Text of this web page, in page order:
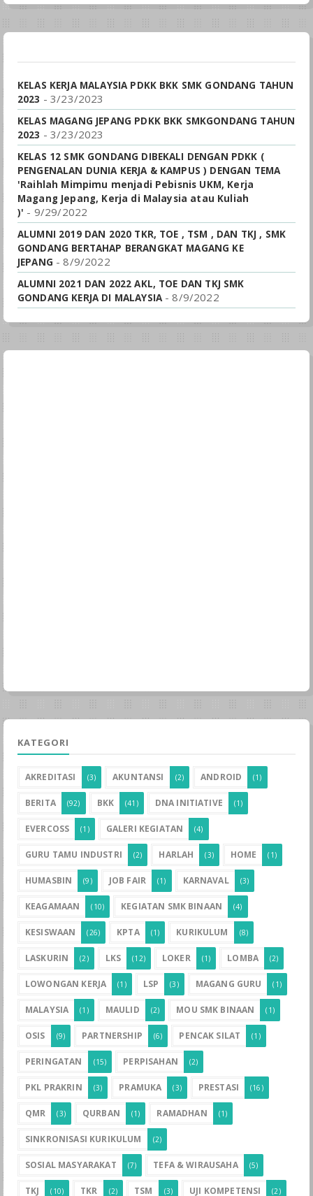
KELAS KERJA MALAYSIA PDKK BKK SMK GONDANG TAHUN
2023 - 3/23/2023
KELAS MAGANG JEPANG PDKK BKK SMKGONDANG TAHUN
2023 - 3/23/2023
KELAS 12 SMK GONDANG DIBEKALI DENGAN PDKK (
PENGENALAN DUNIA KERJA & KAMPUS ) DENGAN TEMA
'Raihlah Mimpimu menjadi Pebisnis UKM, Kerja
Magang Jepang, Kerja di Malaysia atau Kuliah
)' - 9/29/2022
ALUMNI 2019 DAN 2020 TKR, TOE , TSM , DAN TKJ , SMK
GONDANG BERTAHAP BERANGKAT MAGANG KE
JEPANG - 8/9/2022
ALUMNI 2021 DAN 2022 AKL, TOE DAN TKJ SMK
GONDANG KERJA DI MALAYSIA- 8/9/2022
KATEGORI
AKREDITASI (3) AKUNTANSI (2) ANDROID (1)
BERITA (92) BKK (41) DNA INITIATIVE (1)
EVERCOSS (1) GALERI KEGIATAN (4)
GURU TAMU INDUSTRI (2) HARLAH (3) HOME (1)
HUMASBIN (9) JOB FAIR (1) KARNAVAL (3)
KEAGAMAAN (10) KEGIATAN SMK BINAAN (4)
KESISWAAN (26) KPTA (1) KURIKULUM (8)
LASKURIN (2) LKS (12) LOKER (1) LOMBA (2)
LOWONGAN KERJA (1) LSP (3) MAGANG GURU (1)
MALAYSIA (1) MAULID (2) MOU SMK BINAAN (1)
OSIS (9) PARTNERSHIP (6) PENCAK SILAT (1)
PERINGATAN (15) PERPISAHAN (2)
PKL PRAKRIN (3) PRAMUKA (3) PRESTASI (16)
QMR (3) QURBAN (1) RAMADHAN (1)
SINKRONISASI KURIKULUM (2)
SOSIAL MASYARAKAT (7) TEFA & WIRAUSAHA (5)
TKJ (10) TKR (2) TSM (3) UJI KOMPETENSI (2)